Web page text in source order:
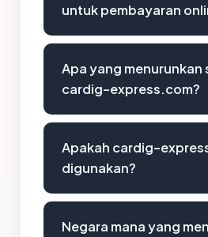
untuk pembayaran
Apa yang menurunkan
cardig-express.com?
Apakah cardig-
digunakan?
Negara mana yang